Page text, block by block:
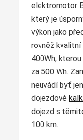
elektromotor
který je
výkon jako
rovněž kvalitní
400Wh,
za 500 Wh.
neuvádí byť
dojezdové
dojezd s
100 km.